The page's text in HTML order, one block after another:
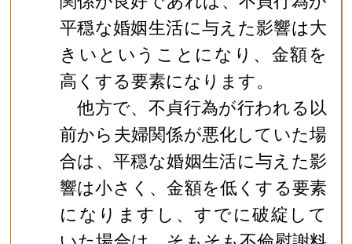
平穏な婚姻生活に与えた影響は大
きいということになり、金額を
高くする要素になります。
他方で、不貞行為が行われる以
前から夫婦関係が悪化していた場
合は、平穏な婚姻生活に与えた影
響は小さく、金額を低くする要素
になりますし、すでに破綻して